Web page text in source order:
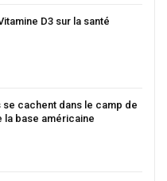
D3 sur la santé
se cachent dans le camp de
la base américaine